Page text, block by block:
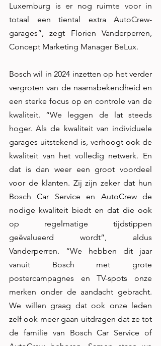
Luxemburg is er nog ruimte voor in
totaal een tiental extra AutoCrew-
garages”, zegt Florien Vanderperren,
Concept Marketing Manager BeLux.
Bosch wil in 2024 inzetten op het verder
vergroten van de naamsbekendheid en
een sterke focus op en controle van de
kwaliteit. “We leggen de lat steeds
hoger. Als de kwaliteit van individuele
garages uitstekend is, verhoogt ook de
kwaliteit van het volledig netwerk. En
dat is dan weer een groot voordeel
voor de klanten. Zij zijn zeker dat hun
Bosch Car Service en AutoCrew de
nodige kwaliteit biedt en dat die ook
op regelmatige tijdstippen
geëvalueerd wordt”, aldus
Vanderperren. “We hebben dit jaar
vanuit Bosch met grote
postercampagnes en TV-spots onze
merken onder de aandacht gebracht.
We willen graag dat ook onze leden
zelf ook meer gaan uitdragen dat ze tot
de familie van Bosch Car Service of